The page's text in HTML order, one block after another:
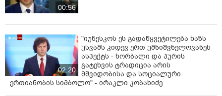
00:56
02:20
"იუნესკოს ეს გადაწყვეტილება ხაზს
უსვამს კიდევ ერთ უმნიშვნელოვანეს
ასპექტს - ხორბალი და პურის
გატეხვის ტრადიცია არის
მშვიდობისა და სოციალური
ერთიანობის სიმბოლო" - ირაკლი კობახიძე